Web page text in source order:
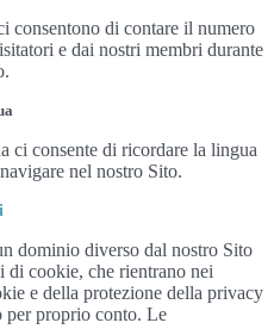
consentono di contare il numero
e dai nostri membri durante
ci consente di ricordare la lingua
nel nostro Sito.
dominio diverso dal nostro Sito
di cookie, che rientrano nei
e della protezione della privacy
per proprio conto. Le